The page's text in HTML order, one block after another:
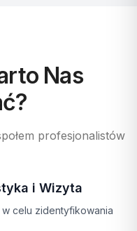
Nas
profesjonalistów
i Wizyta
w celu zidentyfikowania